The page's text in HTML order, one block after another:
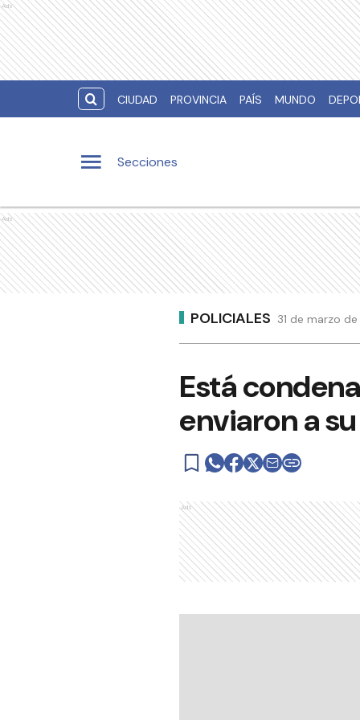
Ads
CIUDAD PROVINCIA PAÍS MUNDO
Secciones
Ads
POLICIALES 31 de marzo
Está
enviaron a
Ads